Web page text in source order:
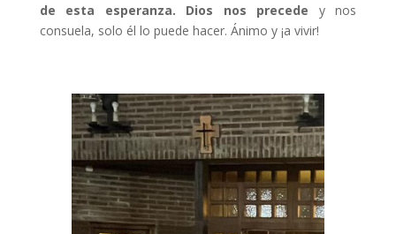
de esta esperanza. Dios nos precede y nos
consuela, solo él lo puede hacer. Ánimo y ¡a vivir!